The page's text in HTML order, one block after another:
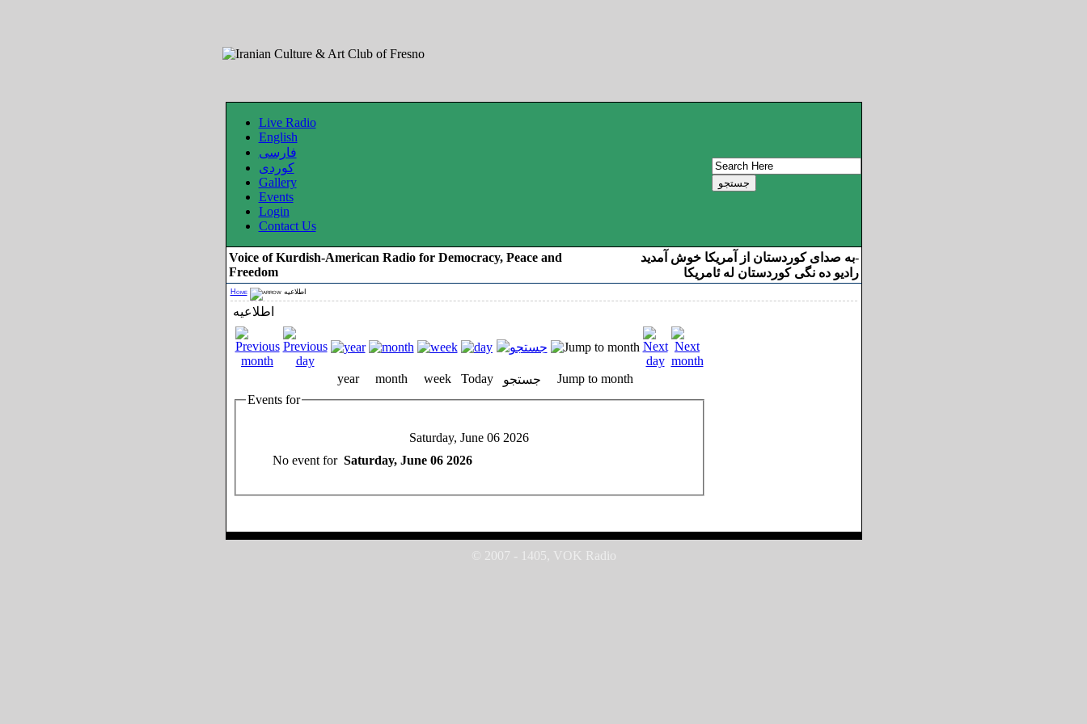
Live Radio
English
فارسی
کوردی
Gallery
Events
Login
Contact Us
به صدای کوردستان از آمریکا خوش آمدید-
رادیو ده نگی کوردستان له ئامریکا
Voice of Kurdish-American Radio for Democracy, Peace and
Freedom
Home اطلاعیه
اطلاعیه
year month week Today جستجو
Jump to month
Events for
Saturday, June 06 2026
No event for Saturday, June 06 2026
© 2007 - 1405, VOK Radio